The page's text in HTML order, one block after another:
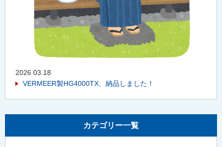
2026 03.18
VERMEER製HG4000TX、納品しました！
カテゴリー一覧